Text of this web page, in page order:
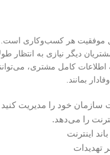
موفقیت هر کسب‌وکاری
دیگر نیازی به انتظار
اطلاعات کامل مشتری،
بمانند.
سازمان خود را مدیریت
را می‌دهد.
اینترنت
تهدیدات